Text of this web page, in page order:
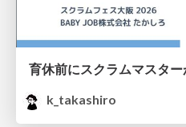
k_takashiro